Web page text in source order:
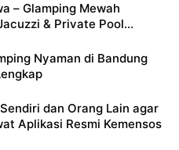
– Glamping Mewah
& Private Pool
Nyaman di Bandung
dan Orang Lain agar
Aplikasi Resmi Kemensos